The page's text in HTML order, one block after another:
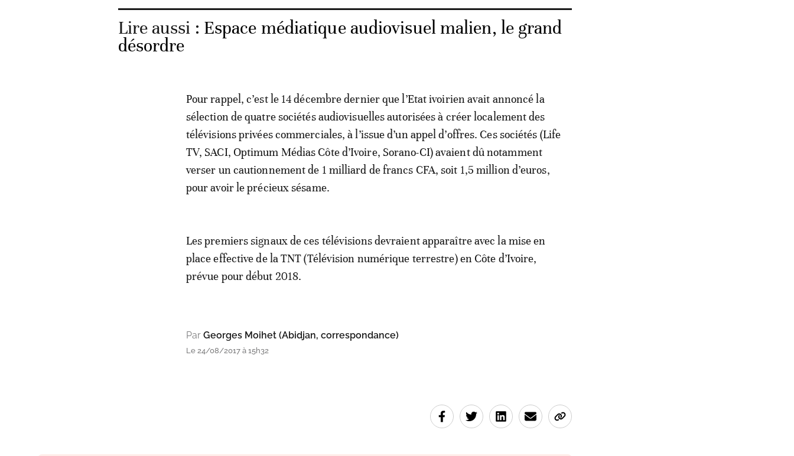
Lire aussi : Espace médiatique audiovisuel malien, le grand
désordre
Pour rappel, c’est le 14 décembre dernier que l’Etat ivoirien avait annoncé la
sélection de quatre sociétés audiovisuelles autorisées à créer localement des
télévisions privées commerciales, à l’issue d’un appel d’offres. Ces sociétés (Life
TV, SACI, Optimum Médias Côte d’Ivoire, Sorano-CI) avaient dû notamment
verser un cautionnement de 1 milliard de francs CFA, soit 1,5 million d’euros,
pour avoir le précieux sésame.
Les premiers signaux de ces télévisions devraient apparaître avec la mise en
place effective de la TNT (Télévision numérique terrestre) en Côte d’Ivoire,
prévue pour début 2018.
Par Georges Moihet (Abidjan, correspondance)
Le 24/08/2017 à 15h32